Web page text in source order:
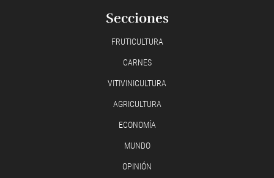
Secciones
FRUTICULTURA
CARNES
VITIVINICULTURA
AGRICULTURA
ECONOMÍA
MUNDO
OPINIÓN